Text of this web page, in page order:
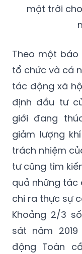
mặt trời
Theo một báo
tổ chức và cá
tác động xã
định đầu tư
giới đang
giảm lượng
trách nhiệm
tư cũng tìm
quả những
chi ra thực sự
Khoảng 2/3
sát năm
động Toàn